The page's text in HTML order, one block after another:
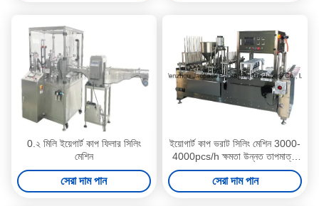
0.২ মিলি ইয়েগার্ট কাপ ফিলার সিলিং
মেশিন
সেরা দাম পান
ইয়োগার্ট কাপ ভরাট সিলিং মেশিন 3000-
4000pcs/h ক্ষমতা উন্নত তাপমাত্রা
নিয়ন্ত্রণ
সেরা দাম পান